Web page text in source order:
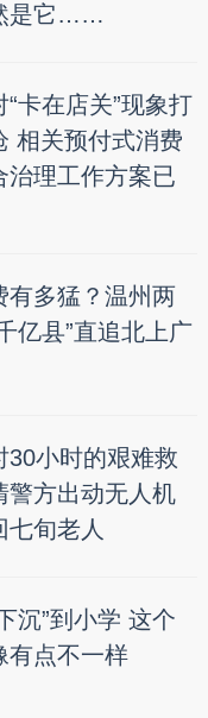
是它……
卡在店关”现象打
相关预付式消费
治理工作方案已
有多猛？温州两
亿县”直追北上广
30小时的艰难救
警方出动无人机
七旬老人
沉”到小学 这个
有点不一样